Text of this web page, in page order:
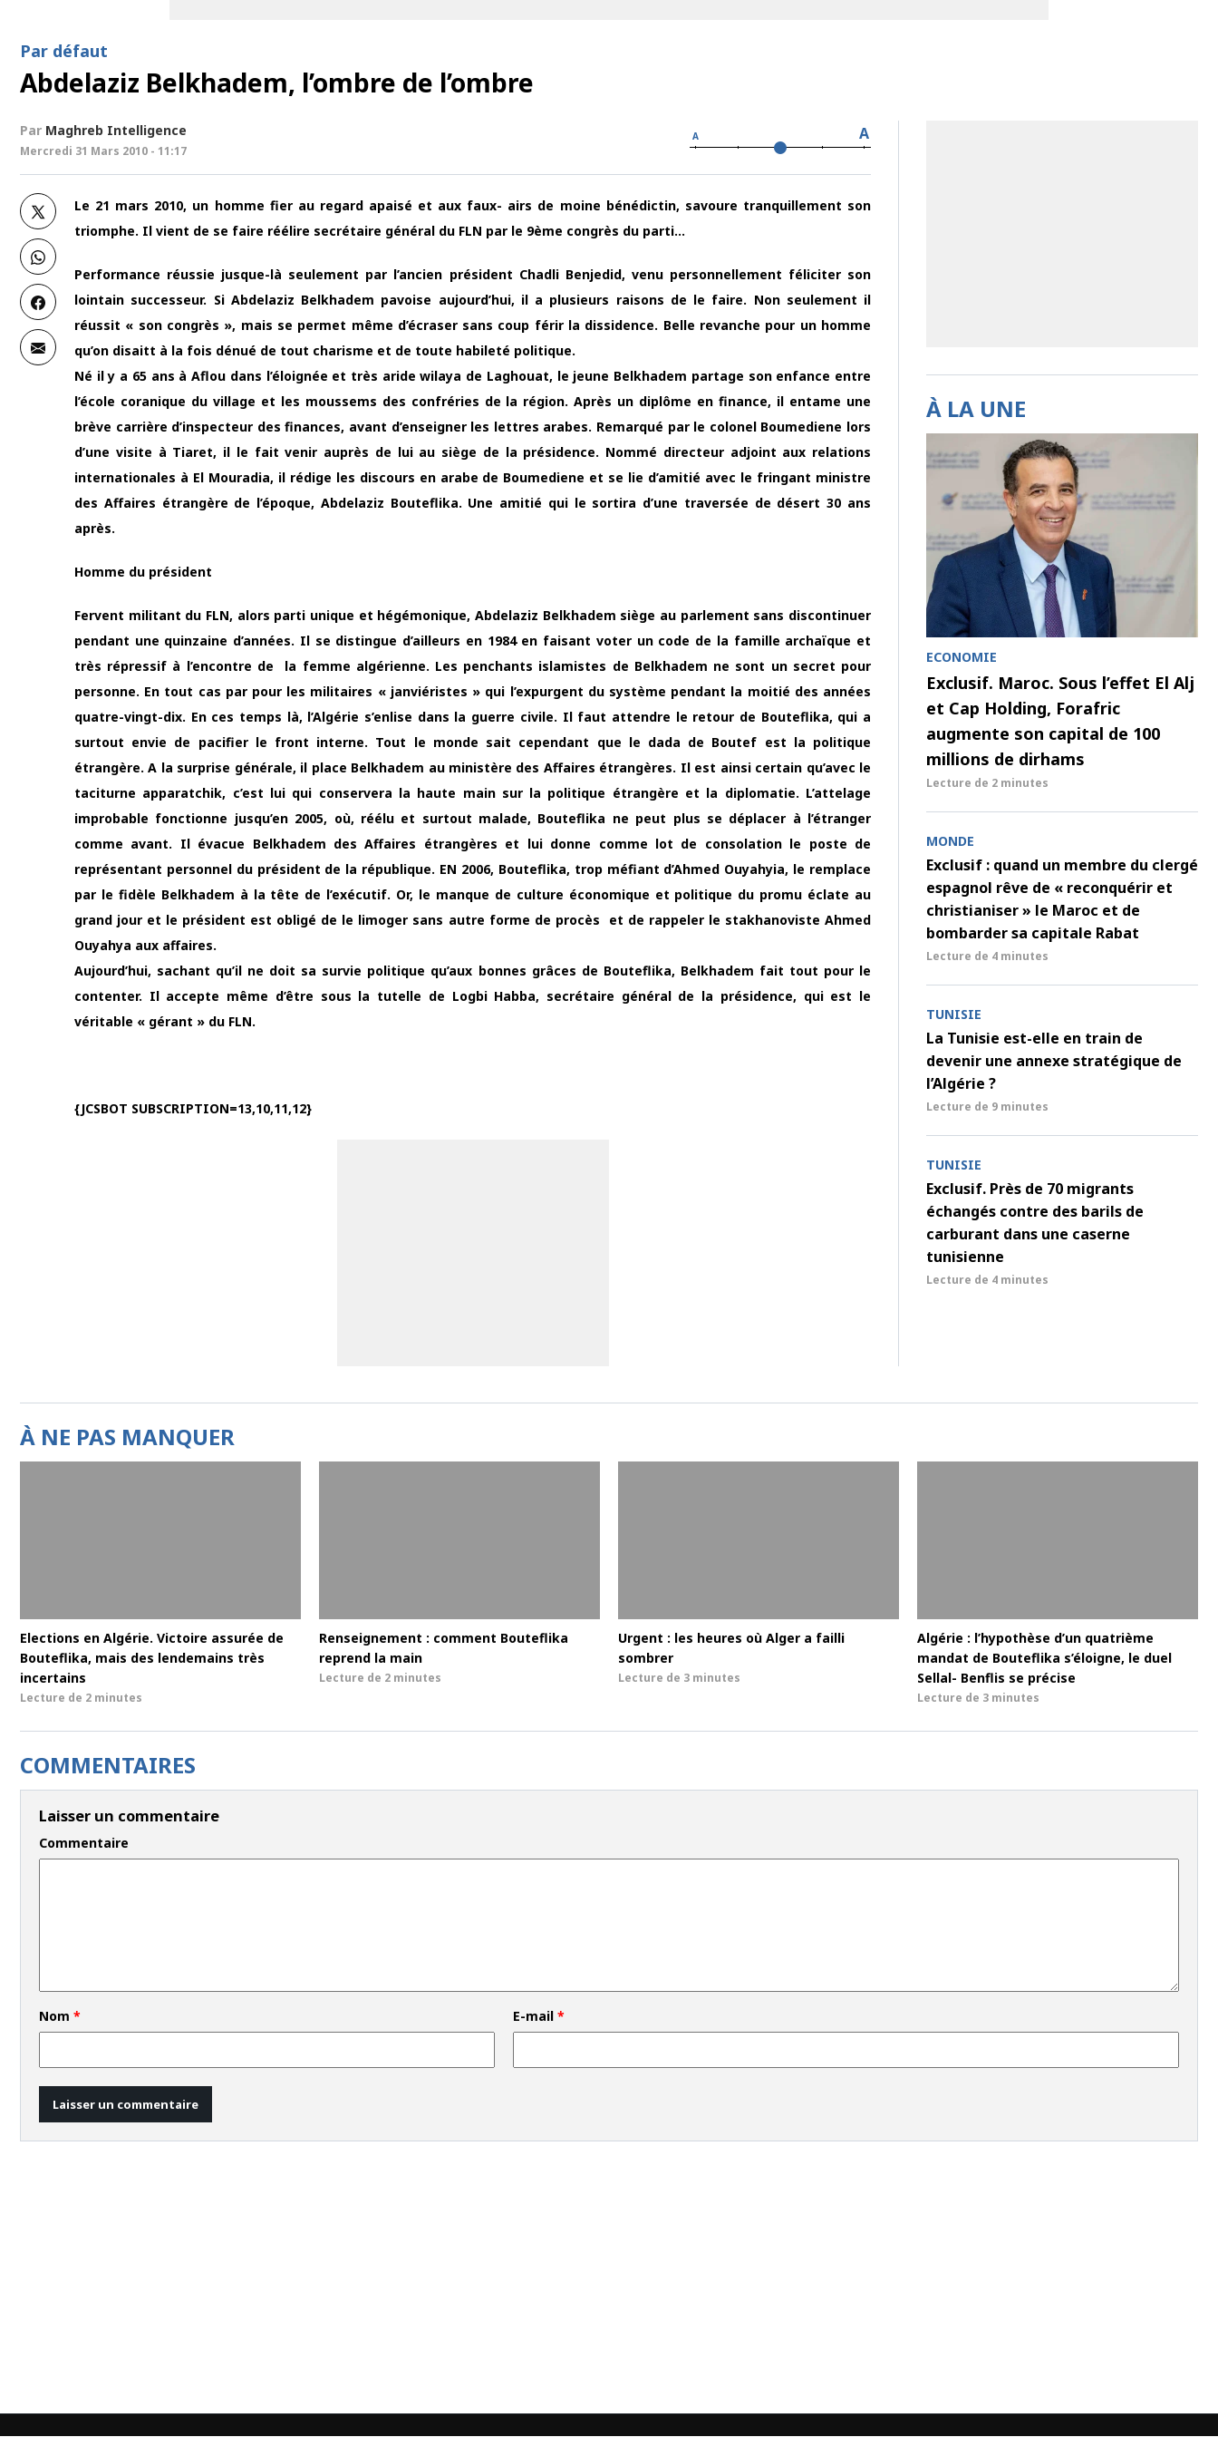
Par défaut
Abdelaziz Belkhadem, l’ombre de l’ombre
Par Maghreb Intelligence
Mercredi 31 Mars 2010 - 11:17
A A
Le 21 mars 2010, un homme fier au regard apaisé et aux faux- airs de moine bénédictin, savoure tranquillement son
triomphe. Il vient de se faire réélire secrétaire général du FLN par le 9ème congrès du parti…
Performance réussie jusque-là seulement par l’ancien président Chadli Benjedid, venu personnellement féliciter son
lointain successeur. Si Abdelaziz Belkhadem pavoise aujourd’hui, il a plusieurs raisons de le faire. Non seulement il
réussit « son congrès », mais se permet même d’écraser sans coup férir la dissidence. Belle revanche pour un homme
qu’on disaitt à la fois dénué de tout charisme et de toute habileté politique.
Né il y a 65 ans à Aflou dans l’éloignée et très aride wilaya de Laghouat, le jeune Belkhadem partage son enfance entre
l’école coranique du village et les moussems des confréries de la région. Après un diplôme en finance, il entame une
brève carrière d’inspecteur des finances, avant d’enseigner les lettres arabes. Remarqué par le colonel Boumediene lors
d’une visite à Tiaret, il le fait venir auprès de lui au siège de la présidence. Nommé directeur adjoint aux relations
internationales à El Mouradia, il rédige les discours en arabe de Boumediene et se lie d’amitié avec le fringant ministre
des Affaires étrangère de l’époque, Abdelaziz Bouteflika. Une amitié qui le sortira d’une traversée de désert 30 ans
après.
Homme du président
Fervent militant du FLN, alors parti unique et hégémonique, Abdelaziz Belkhadem siège au parlement sans discontinuer
pendant une quinzaine d’années. Il se distingue d’ailleurs en 1984 en faisant voter un code de la famille archaïque et
très répressif à l’encontre de la femme algérienne. Les penchants islamistes de Belkhadem ne sont un secret pour
personne. En tout cas par pour les militaires « janviéristes » qui l’expurgent du système pendant la moitié des années
quatre-vingt-dix. En ces temps là, l’Algérie s’enlise dans la guerre civile. Il faut attendre le retour de Bouteflika, qui a
surtout envie de pacifier le front interne. Tout le monde sait cependant que le dada de Boutef est la politique
étrangère. A la surprise générale, il place Belkhadem au ministère des Affaires étrangères. Il est ainsi certain qu’avec le
taciturne apparatchik, c’est lui qui conservera la haute main sur la politique étrangère et la diplomatie. L’attelage
improbable fonctionne jusqu’en 2005, où, réélu et surtout malade, Bouteflika ne peut plus se déplacer à l’étranger
comme avant. Il évacue Belkhadem des Affaires étrangères et lui donne comme lot de consolation le poste de
représentant personnel du président de la république. EN 2006, Bouteflika, trop méfiant d’Ahmed Ouyahyia, le remplace
par le fidèle Belkhadem à la tête de l’exécutif. Or, le manque de culture économique et politique du promu éclate au
grand jour et le président est obligé de le limoger sans autre forme de procès et de rappeler le stakhanoviste Ahmed
Ouyahya aux affaires.
Aujourd’hui, sachant qu’il ne doit sa survie politique qu’aux bonnes grâces de Bouteflika, Belkhadem fait tout pour le
contenter. Il accepte même d’être sous la tutelle de Logbi Habba, secrétaire général de la présidence, qui est le
véritable « gérant » du FLN.
{JCSBOT SUBSCRIPTION=13,10,11,12}
À LA UNE
ECONOMIE
Exclusif. Maroc. Sous l’effet El Alj
et Cap Holding, Forafric
augmente son capital de 100
millions de dirhams
Lecture de 2 minutes
MONDE
Exclusif : quand un membre du clergé
espagnol rêve de « reconquérir et
christianiser » le Maroc et de
bombarder sa capitale Rabat
Lecture de 4 minutes
TUNISIE
La Tunisie est-elle en train de
devenir une annexe stratégique de
l’Algérie ?
Lecture de 9 minutes
TUNISIE
Exclusif. Près de 70 migrants
échangés contre des barils de
carburant dans une caserne
tunisienne
Lecture de 4 minutes
À NE PAS MANQUER
Elections en Algérie. Victoire assurée de
Bouteflika, mais des lendemains très
incertains
Lecture de 2 minutes
Renseignement : comment Bouteflika
reprend la main
Lecture de 2 minutes
Urgent : les heures où Alger a failli
sombrer
Lecture de 3 minutes
Algérie : l’hypothèse d’un quatrième
mandat de Bouteflika s’éloigne, le duel
Sellal- Benflis se précise
Lecture de 3 minutes
COMMENTAIRES
Laisser un commentaire
Commentaire
Nom * E-mail*